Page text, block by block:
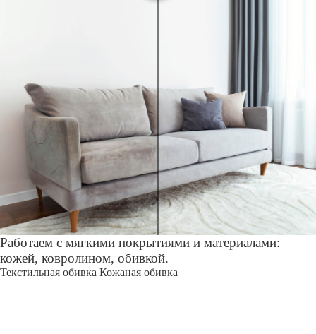
Работаем с мягкими покрытиями и материалами:
кожей, ковролином, обивкой.
Текстильная обивка Кожаная обивка